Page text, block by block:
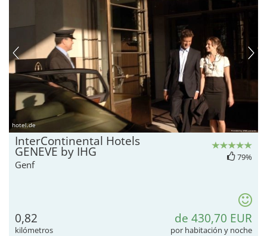
hotel.de
InterContinental Hotels
GENEVE by IHG
Genf
79%
0,82
kilómetros
de 430,70 EUR
por habitación y noche